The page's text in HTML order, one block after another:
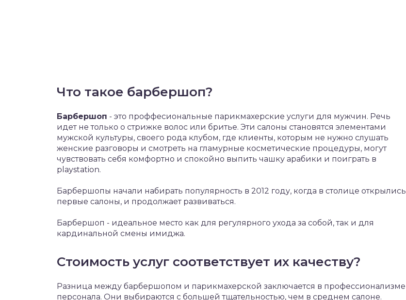
Что такое барбершоп?
Барбершоп - это проффесиональные парикмахерские услуги для мужчин. Речь
идет не только о стрижке волос или бритье. Эти салоны становятся элементами
мужской культуры, своего рода клубом, где клиенты, которым не нужно слушать
женские разговоры и смотреть на гламурные косметические процедуры, могут
чувствовать себя комфортно и спокойно выпить чашку арабики и поиграть в
playstation.
Барбершопы начали набирать популярность в 2012 году, когда в столице открылись
первые салоны, и продолжает развиваться.
Барбершоп - идеальное место как для регулярного ухода за собой, так и для
кардинальной смены имиджа.
Стоимость услуг соответствует их качеству?
Разница между барбершопом и парикмахерской заключается в профессионализме
персонала. Они выбираются с большей тщательностью, чем в среднем салоне.